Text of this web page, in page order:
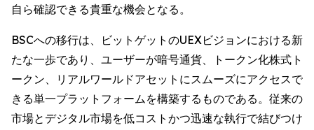
自ら確認できる貴重な機会となる。
BSCへの移行は、ビットゲットのUEXビジョンにおける新
たな一歩であり、ユーザーが暗号通貨、トークン化株式ト
ークン、リアルワールドアセットにスムーズにアクセスで
きる単一プラットフォームを構築するものである。従来の
市場とデジタル市場を低コストかつ迅速な執行で結びつけ